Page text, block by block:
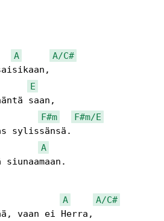
A
A/C#
E
saan,
F#m
F#m/E
sylissänsä.
A
A
A/C#
vaan ei Herra,